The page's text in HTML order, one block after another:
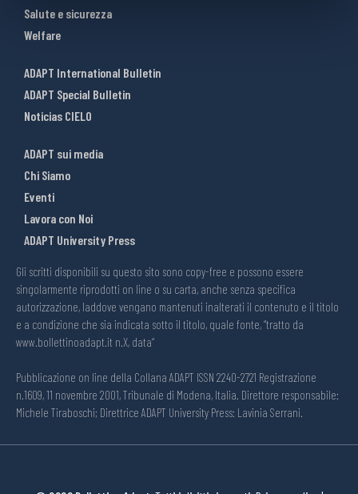
Salute e sicurezza
Welfare
ADAPT International Bulletin
ADAPT Special Bulletin
Noticias CIELO
ADAPT sui media
Chi Siamo
Eventi
Lavora con Noi
ADAPT University Press
Gli scritti disponibili su questo sito sono copy-free e possono essere
singolarmente riprodotti on line o su carta, anche senza specifica
autorizzazione, laddove vengano mantenuti inalterati il contenuto e il titolo
e a condizione che sia indicata sotto il titolo, quale fonte, “tratto da
www.bollettinoadapt.it n.X, data“
Pubblicazione on line della Collana ADAPT ISSN 2240-2721 Registrazione
n.1609, 11 novembre 2001, Tribunale di Modena, Italia. Direttore responsabile:
Michele Tiraboschi; Direttrice ADAPT University Press: Lavinia Serrani.